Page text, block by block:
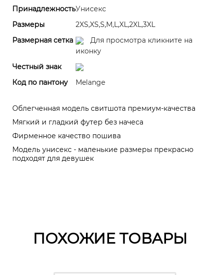
ПринадлежностьУнисекс
Размеры
2XS,XS,S,M,L,XL,2XL,3XL
Размерная сетка
Для просмотра кликните на
иконку
Честный знак
Код по пантону
Melange
Облегченная модель свитшота премиум-качества
Мягкий и гладкий футер без начеса
Фирменное качество пошива
Модель унисекс - маленькие размеры прекрасно
подходят для девушек
ПОХОЖИЕ ТОВАРЫ